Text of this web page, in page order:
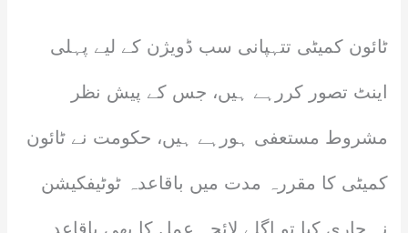
ٹائون کمیٹی تتہپانی سب ڈویژن کے لیے پہلی
اینٹ تصور کررہے ہیں، جس کے پیش نظر
مشروط مستعفی ہورہے ہیں، حکومت نے ٹائون
کمیٹی کا مقررہ مدت میں باقاعدہ ٹوٹیفکیشن
نہ جاری کیا تو اگلے لائحہ عمل کا بھی باقاعدہ